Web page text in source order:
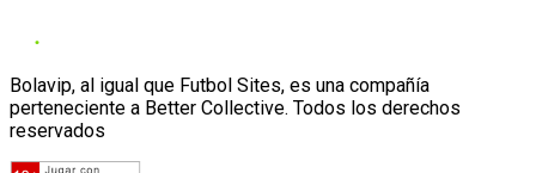
Bolavip, al igual que Futbol Sites, es una compañía
perteneciente a Better Collective. Todos los derechos
reservados